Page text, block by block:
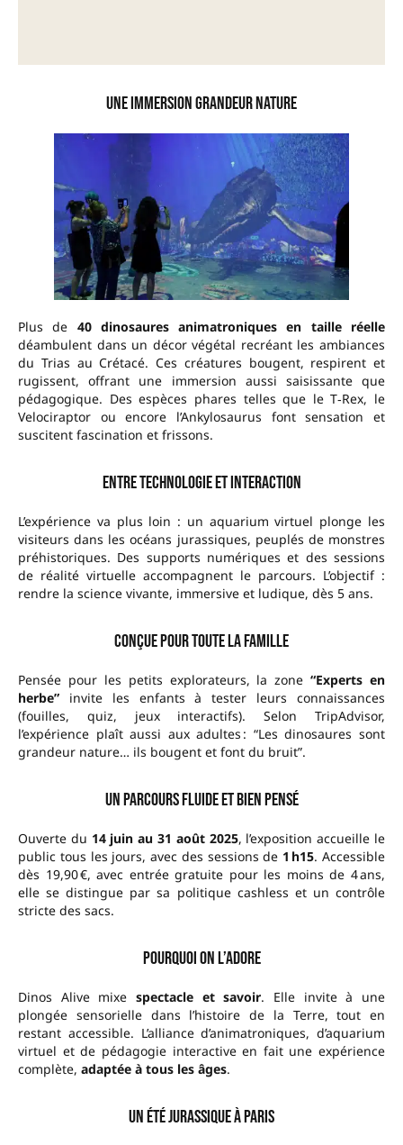
Une immersion grandeur nature
Plus de 40 dinosaures animatroniques en taille réelle
déambulent dans un décor végétal recréant les ambiances
du Trias au Crétacé. Ces créatures bougent, respirent et
rugissent, offrant une immersion aussi saisissante que
pédagogique. Des espèces phares telles que le T‑Rex, le
Velociraptor ou encore l’Ankylosaurus font sensation et
suscitent fascination et frissons.
Entre technologie et interaction
L’expérience va plus loin : un aquarium virtuel plonge les
visiteurs dans les océans jurassiques, peuplés de monstres
préhistoriques. Des supports numériques et des sessions
de réalité virtuelle accompagnent le parcours. L’objectif :
rendre la science vivante, immersive et ludique, dès 5 ans.
Conçue pour toute la famille
Pensée pour les petits explorateurs, la zone“Experts en
herbe” invite les enfants à tester leurs connaissances
(fouilles, quiz, jeux interactifs). Selon TripAdvisor,
l’expérience plaît aussi aux adultes : “Les dinosaures sont
grandeur nature… ils bougent et font du bruit”.
Un parcours fluide et bien pensé
Ouverte du 14 juin au 31 août 2025, l’exposition accueille le
public tous les jours, avec des sessions de 1 h15. Accessible
dès 19,90 €, avec entrée gratuite pour les moins de 4 ans,
elle se distingue par sa politique cashless et un contrôle
stricte des sacs.
Pourquoi on l’adore
Dinos Alive mixe spectacle et savoir. Elle invite à une
plongée sensorielle dans l’histoire de la Terre, tout en
restant accessible. L’alliance d’animatroniques, d’aquarium
virtuel et de pédagogie interactive en fait une expérience
complète, adaptée à tous les âges.
Un été jurassique à Paris